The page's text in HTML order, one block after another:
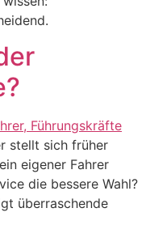
stellt sich früher
eigener Fahrer
die bessere Wahl?
überraschende